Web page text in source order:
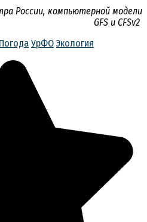
России, компьютерной модели
GFS и CFSv2
Погода УрФО Экология